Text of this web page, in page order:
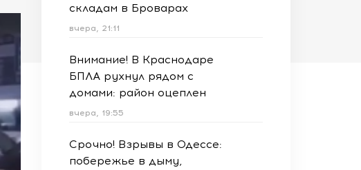
складам в Броварах
вчера, 21:11
Внимание! В Краснодаре
БПЛА рухнул рядом с
домами: район оцеплен
вчера, 19:55
Срочно! Взрывы в Одессе:
побережье в дыму,